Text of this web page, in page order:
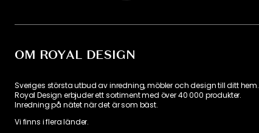
OM ROYAL DESIGN
Sveriges största utbud av inredning, möbler och design till ditt hem.
Royal Design erbjuder ett sortiment med över 40 000 produkter.
Inredning på nätet när det är som bäst.
Vi finns i flera länder.